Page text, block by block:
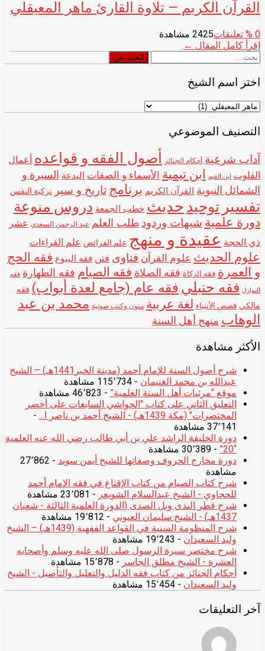
القرآن الكريم – تلاوة القارئ ماهر المعيقلي
0 % تعليقات2425 مشاهدة
إقرأ كامل المقال ←
ابحث
عن
ابحث عن
اختر اسم الشيخ
اختر
اسم
الشيخ
التصنيف الموضوعي
آداب شرعية أحكام الجنائز أصول الفقه و قواعده أعمال
القلوب ابن القيم ابن تيمية الأسماء و الصفات البدعة السيرة و
الشمائل النبوية القرآن الكريم برنامج تاريخ و سير تزكية النفس
تفسير توحيد حديث خطب الجمعة دروس منوعة
دورة علمية شبهات وردود طلب العلم عبد الرحمن السعدي عشر
ذي الحجة عقيدة و منهج علم الفرائض علم القراءات
علوم الحديث علوم القرآن فتاوى فتن فقه البيوع فقه الحج
و العمرة فقه الزكاة فقه الصلاة فقه الصيام فقه الطهارة فقه
النوازل فقه حنبلي فقه عام (جامع لعدة أبواب) فقه
مالكي قصص الأنبياء لغة عربية متون وكتب صوتية محمد بن عبد
الوهاب منهج أهل السنة
الأكثر مشاهدة
شرح أصول السنة للإمام أحمد (مدينة الخبر1441هـ) – الشيخ
عبدالله بن محمد الغنيمان - 115٬734 مشاهدة
موقع “مرئيات أهل السنة العلمية” - 46٬823 مشاهدة
التعليق الثاني على كتاب "الحواشي السابغات على أخصر
المختصرات" (مكة 1439هـ) - الشيخ أحمد بن ناصر ا...
-
37٬141 مشاهدة
دورة الخليفة الراشد علي بن أبي طالب رضي الله عنه العلمية
“20”
- 30٬389 مشاهدة
دورة مخارج الحروف وصفاتها للشيخ أيمن سويد
- 27٬862
مشاهدة
شرح كتاب الصيام من كتاب الإقناع في فقه الإمام أحمد
للحجاوي - الشيخ عبدالسلام الشويعر - 23٬081 مشاهدة
شرح قطر الندى وبل الصدى (الدورة العلمية الثالثة - شعبان
1437هـ) - الشيخ سليمان العيوني
- 19٬812 مشاهدة
شرح المنظومة السنية في القواعد الفقهية (1439هـ) – الشيخ
وليد السعيدان - 19٬243 مشاهدة
شرح مختصر سيرة الرسول صلى الله عليه وسلم وأصحابه
العشرة - الشيخ مطلق الجاسر - 15٬878 مشاهدة
أحكام الجنائز من كتاب فقه الدليل والتعليل والتأصيل - الشيخ
وليد السعيدان - 15٬454 مشاهدة
آخر التعليقات